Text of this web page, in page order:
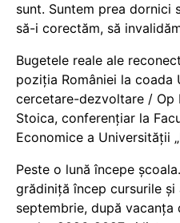
sunt. Suntem prea dornici
să-i corectăm, să
Bugetele reale ale
poziția României la coada
cercetare-dezvoltare / Op
Stoica, conferențiar la
Economice a Universității
Peste o lună începe
grădiniță încep cursurile
septembrie, după vacanța